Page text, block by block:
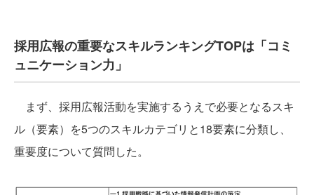
採用広報の重要なスキルランキングTOPは「コミ
ュニケーション力」
まず、採用広報活動を実施するうえで必要となるスキ
ル（要素）を5つのスキルカテゴリと18要素に分類し、
重要度について質問した。